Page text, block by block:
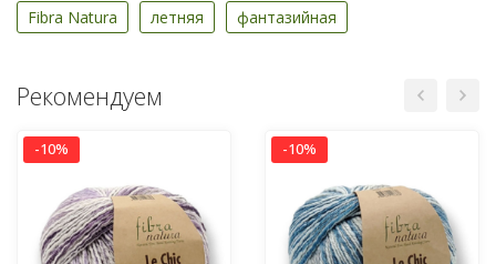
Fibra Natura летняя фантазийная
Рекомендуем
-10% -10%